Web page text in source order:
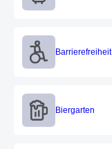
Barrierefreiheit
Barrierefreiheit
Biergarten
Biergarten